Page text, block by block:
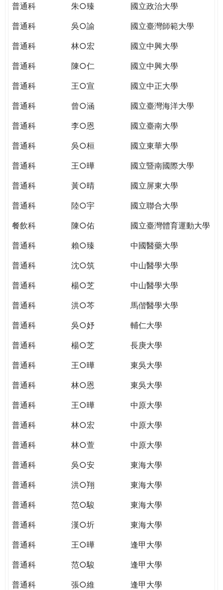
民。
TODAY
WORLD
TOMORROW
YOU
THE
PATH
GLOBAL
普通科
朱○臻
國立政治大學
普通科
吳○諭
國立臺灣師範大學
普通科
林○宏
國立中興大學
普通科
陳○仁
國立中興大學
普通科
王○宣
國立中正大學
普通科
曾○涵
國立臺灣海洋大學
普通科
李○恩
國立臺南大學
普通科
吳○桓
國立東華大學
普通科
王○曄
國立暨南國際大學
普通科
黃○晴
國立屏東大學
普通科
陸○宇
國立聯合大學
餐飲科
陳○佑
國立臺灣體育運動大學
普通科
賴○臻
中國醫藥大學
普通科
沈○筑
中山醫學大學
普通科
楊○芝
中山醫學大學
普通科
洪○芩
馬偕醫學大學
普通科
吳○妤
輔仁大學
普通科
楊○芝
長庚大學
普通科
王○曄
東吳大學
普通科
林○恩
東吳大學
普通科
王○曄
中原大學
普通科
林○宏
中原大學
普通科
林○萱
中原大學
普通科
吳○安
東海大學
普通科
洪○翔
東海大學
普通科
范○駿
東海大學
普通科
漢○圻
東海大學
普通科
王○曄
逢甲大學
普通科
范○駿
逢甲大學
普通科
張○維
逢甲大學